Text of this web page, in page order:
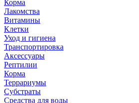
Корма
Лакомства
Витамины
Клетки
Уход и гигиена
Транспортировка
Аксессуары
Рептилии
Корма
Террариумы
Субстраты
Средства для воды